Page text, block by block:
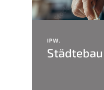
IPW.
Städte­bau